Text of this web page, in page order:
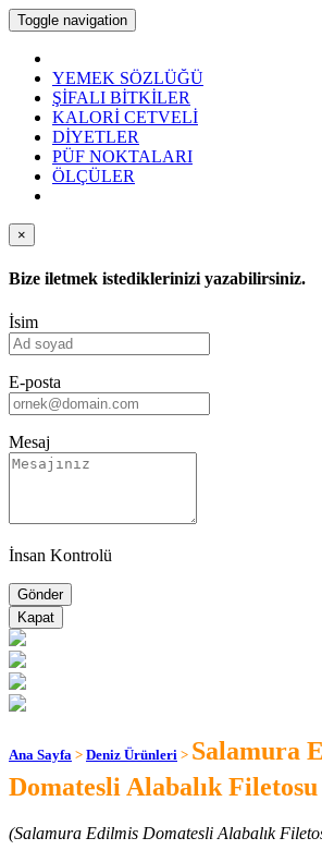
Toggle navigation
YEMEK SÖZLÜĞÜ
ŞİFALI BİTKİLER
KALORİ CETVELİ
DİYETLER
PÜF NOKTALARI
ÖLÇÜLER
×
Bize iletmek istediklerinizi yazabilirsiniz.
İsim
E-posta
Mesaj
İnsan Kontrolü
Kapat
Ana Sayfa > Deniz Ürünleri > Salamura
Domatesli Alabalık Filetosu
(Salamura Edilmis Domatesli Alabalık